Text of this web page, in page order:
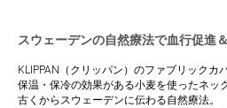
スウェーデンの自然療法で血行促進
KLIPPAN（クリッパン）のファブリックカ
保温・保冷の効果がある小麦を使ったネッ
古くからスウェーデンに伝わる自然療法。